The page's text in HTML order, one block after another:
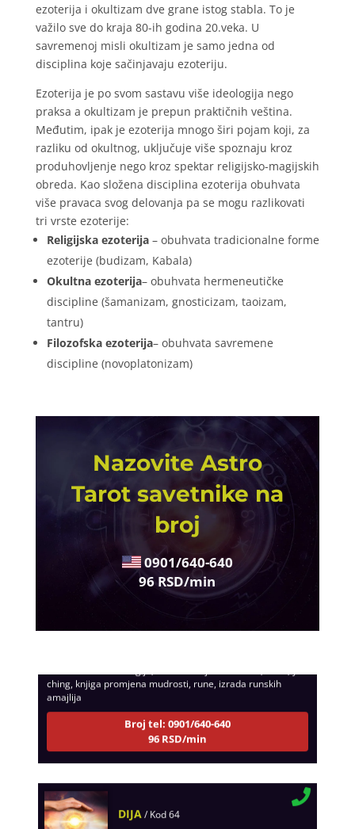
ezoterija i okultizam dve grane istog stabla. To je
važilo sve do kraja 80-ih godina 20.veka. U
savremenoj misli okultizam je samo jedna od
disciplina koje sačinjavaju ezoteriju.
Ezoterija je po svom sastavu više ideologija nego
praksa a okultizam je prepun praktičnih veština.
Međutim, ipak je ezoterija mnogo širi pojam koji, za
razliku od okultnog, uključuje više spoznaju kroz
produhovljenje nego kroz spektar religijsko-magijskih
obreda. Kao složena disciplina ezoterija obuhvata
više pravaca svog delovanja pa se mogu razlikovati
tri vrste ezoterije:
Religijska ezoterija– obuhvata tradicionalne forme
ezoterije (budizam, Kabala)
Okultna ezoterija– obuhvata hermeneutičke
discipline (šamanizam, gnosticizam, taoizam,
tantru)
Filozofska ezoterija– obuhvata savremene
discipline (novoplatonizam)
Nazovite Astro
Tarot savetnike na
broj
0901/640-640
96 RSD/min
Tarot savjetnik je zauzet
ching, knjiga promjena mudrosti, rune, izrada runskih
amajlija
Broj tel: 0901/640-640
96 RSD/min